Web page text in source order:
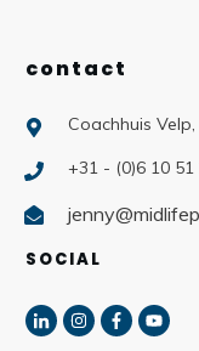
contact
Coachhuis
+31 - (0)6 10 51
SOCIAL